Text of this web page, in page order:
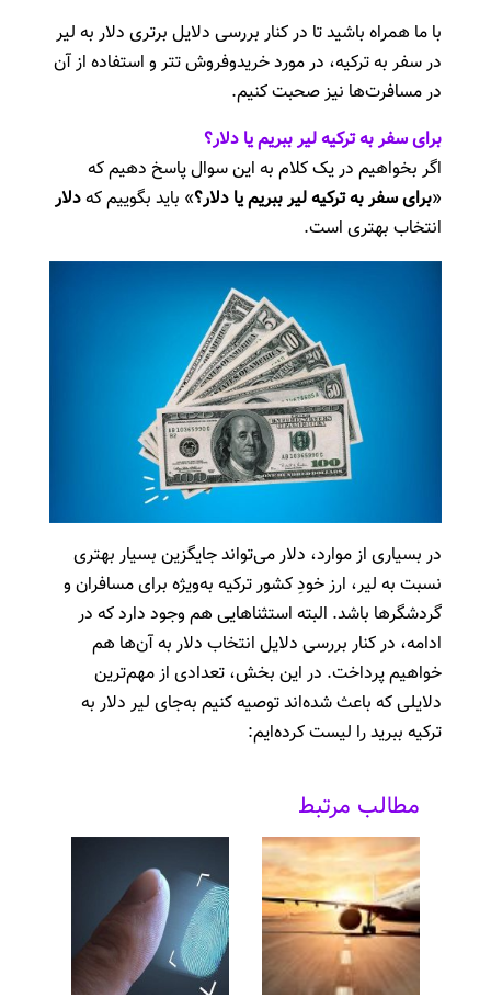
با ما همراه باشید تا در کنار بررسی دلایل برتری دلار به لیر
در سفر به ترکیه، در مورد خرید‌و‌فروش تتر و استفاده از آن
در مسافرت‌ها نیز صحبت کنیم.
برای سفر به ترکیه لیر ببریم یا دلار؟
اگر بخواهیم در یک کلام به این سوال پاسخ دهیم که
«برای سفر به ترکیه لیر ببریم یا دلار؟» باید بگوییم کهدلار
انتخاب بهتری است.
در بسیاری از موارد، دلار می‌تواند جایگزین بسیار بهتری
نسبت به لیر، ارز خودِ کشور ترکیه به‌ویژه برای مسافران و
گردشگر‌ها باشد. البته استثناهایی هم وجود دارد که در
ادامه، در کنار بررسی دلایل انتخاب دلار به آن‌ها هم
خواهیم پرداخت. در این بخش، تعدادی از مهم‌ترین
دلایلی که باعث شده‌اند توصیه کنیم به‌جای لیر دلار به
ترکیه ببرید را لیست کرده‌ایم:
مطالب مرتبط